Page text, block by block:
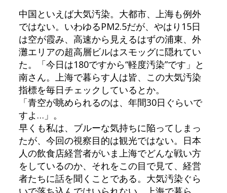
中国といえば大気汚染。大都市、上海も例外
ではない。いわゆるPM2.5だが、やはり15日
は空が霞み、高速から見えるはずの浦東、外
灘エリアの超高層ビルはスモッグに隠れてい
た。「今日は180ですから“軽度汚染”です」と
南さん。上海で暮らす人は皆、この大気汚染
指標を毎日チェックしているとか。
「青空が眺められるのは、年間30日ぐらいで
すよ…」。
早くも私は、ブルーな気持ちに陥ってしまっ
たが、今回の視察目的は観光ではない。日本
人の飲食店経営者がいま上海でどんな戦い方
をしているのか、それをこの目で見て、経営
者たちに話を聞くことである。大気汚染ぐら